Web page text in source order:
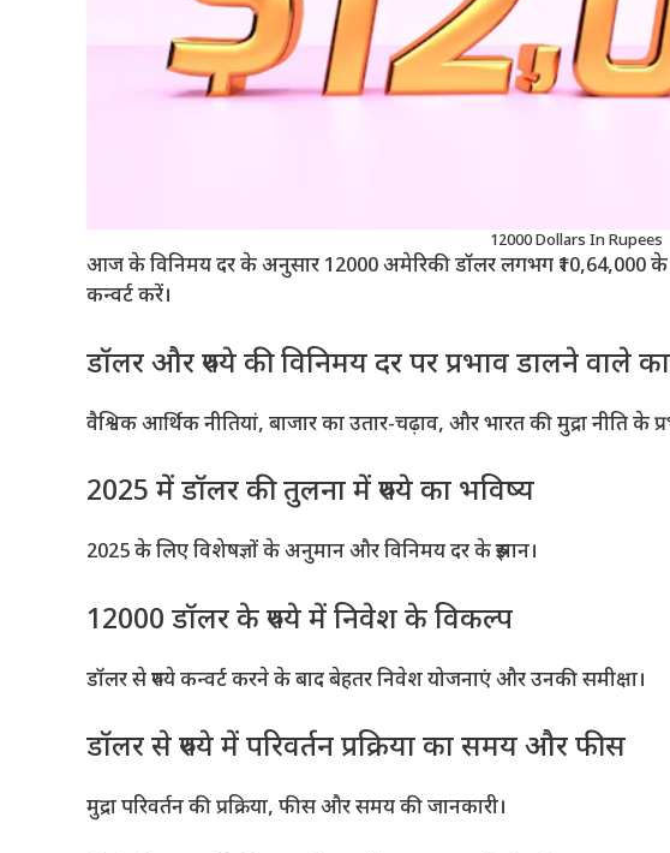
12000 Dollars In Rupees
आज के विनिमय दर के अनुसार 12000 अमेरिकी डॉलर लगभग ₹10,64,000
कन्वर्ट करें।
डॉलर और रुपये की विनिमय दर पर प्रभाव डालने वाले
वैश्विक आर्थिक नीतियां, बाजार का उतार-चढ़ाव, और भारत की मुद्रा नीति के
2025 में डॉलर की तुलना में रुपये का भविष्य
2025 के लिए विशेषज्ञों के अनुमान और विनिमय दर के रुझान।
12000 डॉलर के रुपये में निवेश के विकल्प
डॉलर से रुपये कन्वर्ट करने के बाद बेहतर निवेश योजनाएं और उनकी समीक्षा।
डॉलर से रुपये में परिवर्तन प्रक्रिया का समय और फीस
मुद्रा परिवर्तन की प्रक्रिया, फीस और समय की जानकारी।